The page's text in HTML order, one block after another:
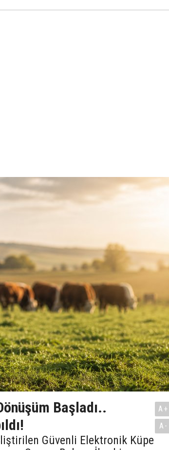
Başladı..
Güvenli Elektronik Küpe
A+
A-